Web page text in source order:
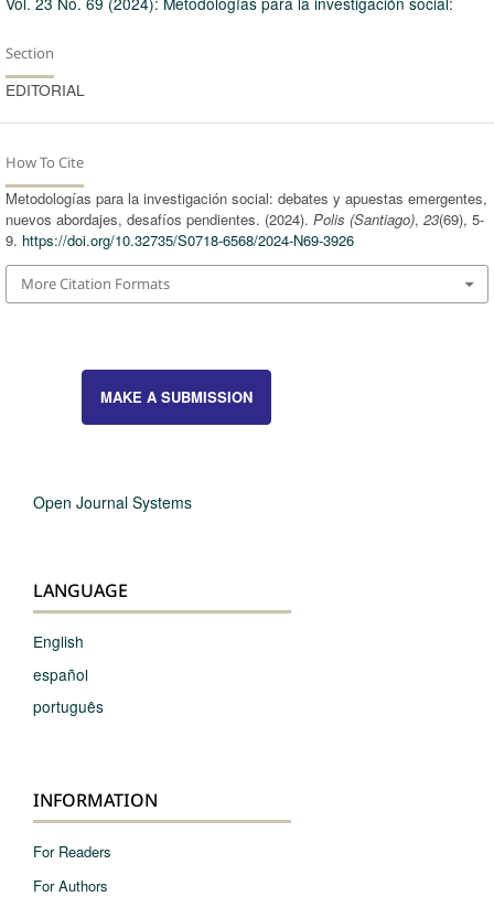
Section
EDITORIAL
How To Cite
Metodologías para la investigación social: debates y apuestas emergentes,
nuevos abordajes, desafíos pendientes. (2024). Polis (Santiago), 23(69), 5-
9. https://doi.org/10.32735/S0718-6568/2024-N69-3926
More Citation Formats
MAKE A SUBMISSION
Open Journal Systems
LANGUAGE
English
español
português
INFORMATION
For Readers
For Authors